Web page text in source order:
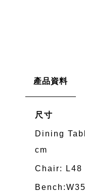
產品資料
尺寸
Dining
cm
Chair: L48